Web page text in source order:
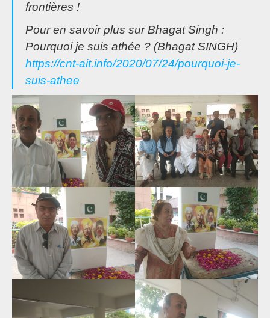
frontières !
Pour en savoir plus sur Bhagat Singh :
Pourquoi je suis athée ? (Bhagat SINGH)
https://cnt-ait.info/2020/07/24/pourquoi-je-
suis-athee